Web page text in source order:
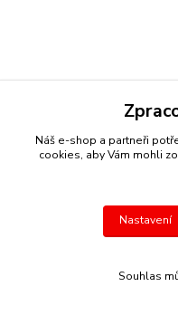
Náš e-shop a partneři
cookies, aby Vám mohli
Nastavení
Souhlas